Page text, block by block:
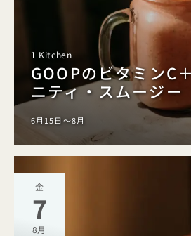
1 Kitchen
GOOPのビタミンC
ニティ・スムージー
6月15日～8月
金
7
8月